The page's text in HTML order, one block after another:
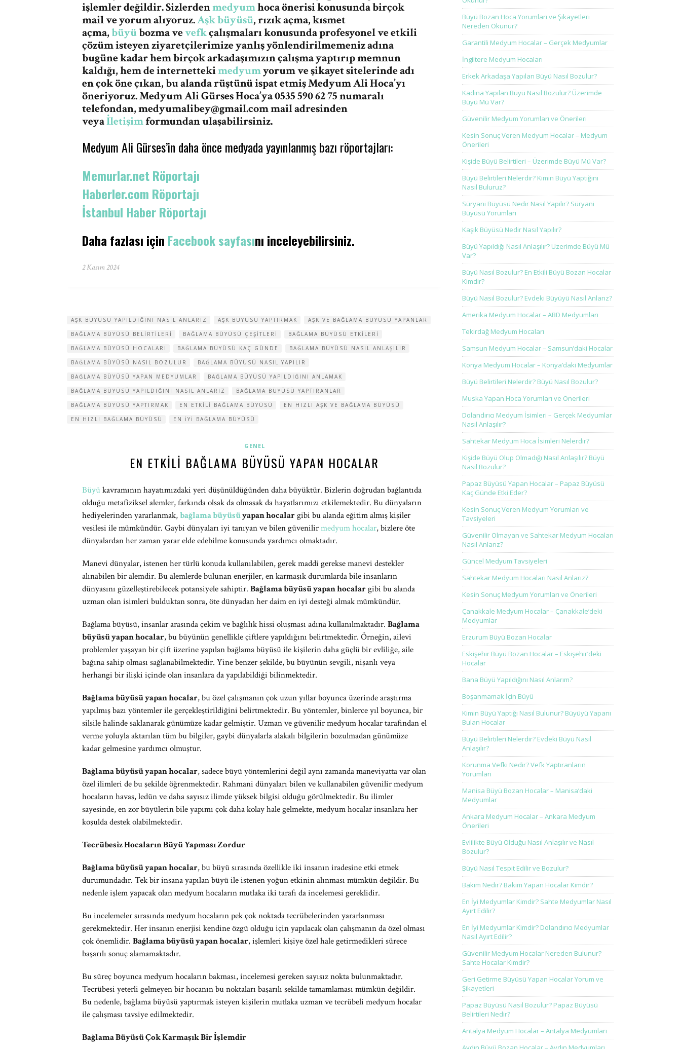
işlemler değildir. Sizlerdenmedyumhoca önerisi konusunda birçok
mail ve yorum alıyoruz.Aşk büyüsü, rızık açma, kısmet
açma,büyübozma vevefkçalışmaları konusunda profesyonel ve etkili
çözüm isteyen ziyaretçilerimize yanlış yönlendirilmemeniz adına
bugüne kadar hem birçok arkadaşımızın çalışma yaptırıp memnun
kaldığı, hem de internettekimedyumyorum ve şikayet sitelerinde adı
en çok öne çıkan, bu alanda rüştünü ispat etmiş Medyum Ali Hoca’yı
öneriyoruz. Medyum Ali Gürses Hoca’ya 0535 590 62 75 numaralı
telefondan,medyumalibey@gmail.commail adresinden
veyaİletişimformundan ulaşabilirsiniz.
Medyum Ali Gürses’in daha önce medyada yayınlanmış bazı röportajları:
Memurlar.net Röportajı
Haberler.com Röportajı
İstanbul Haber Röportajı
Daha fazlası için Facebook sayfasını inceleyebilirsiniz.
2 Kasım 2024
AŞK BÜYÜSÜ YAPILDIĞINI NASIL ANLARIZ AŞK BÜYÜSÜ YAPTIRMAK
AŞK VE BAĞLAMA BÜYÜSÜ YAPANLAR
BAĞLAMA BÜYÜSÜ BELIRTILERI
BAĞLAMA BÜYÜSÜ ÇEŞITLERI
BAĞLAMA BÜYÜSÜ ETKILERI
BAĞLAMA BÜYÜSÜ HOCALARI
BAĞLAMA BÜYÜSÜ KAÇ GÜNDE
BAĞLAMA BÜYÜSÜ NASIL ANLAŞILIR
BAĞLAMA BÜYÜSÜ NASIL BOZULUR
BAĞLAMA BÜYÜSÜ NASIL YAPILIR
BAĞLAMA BÜYÜSÜ YAPAN MEDYUMLAR
BAĞLAMA BÜYÜSÜ YAPILDIĞINI ANLAMAK
BAĞLAMA BÜYÜSÜ YAPILDIĞINI NASIL ANLARIZ
BAĞLAMA BÜYÜSÜ YAPTIRANLAR
BAĞLAMA BÜYÜSÜ YAPTIRMAK
EN ETKILI BAĞLAMA BÜYÜSÜ
EN HIZLI AŞK VE BAĞLAMA BÜYÜSÜ
EN HIZLI BAĞLAMA BÜYÜSÜ
EN IYI BAĞLAMA BÜYÜSÜ
GENEL
EN ETKILI BAĞLAMA BÜYÜSÜ YAPAN HOCALAR
Büyü kavramının hayatımızdaki yeri düşünüldüğünden daha büyüktür. Bizlerin doğrudan bağlantıda
olduğu metafiziksel alemler, farkında olsak da olmasak da hayatlarımızı etkilemektedir. Bu dünyaların
hediyelerinden yararlanmak,bağlama büyüsüyapan hocalargibi bu alanda eğitim almış kişiler
vesilesi ile mümkündür. Gaybi dünyaları iyi tanıyan ve bilen güvenilirmedyum hocalar, bizlere öte
dünyalardan her zaman yarar elde edebilme konusunda yardımcı olmaktadır.
Manevi dünyalar, istenen her türlü konuda kullanılabilen, gerek maddi gerekse manevi destekler
alınabilen bir alemdir. Bu alemlerde bulunan enerjiler, en karmaşık durumlarda bile insanların
dünyasını güzelleştirebilecek potansiyele sahiptir. Bağlama büyüsü yapan hocalargibi bu alanda
uzman olan isimleri bulduktan sonra, öte dünyadan her daim en iyi desteği almak mümkündür.
Bağlama büyüsü, insanlar arasında çekim ve bağlılık hissi oluşması adına kullanılmaktadır. Bağlama
büyüsü yapan hocalar, bu büyünün genellikle çiftlere yapıldığını belirtmektedir. Örneğin, ailevi
problemler yaşayan bir çift üzerine yapılan bağlama büyüsü ile kişilerin daha güçlü bir evliliğe, aile
bağına sahip olması sağlanabilmektedir. Yine benzer şekilde, bu büyünün sevgili, nişanlı veya
herhangi bir ilişki içinde olan insanlara da yapılabildiği bilinmektedir.
Bağlama büyüsü yapan hocalar, bu özel çalışmanın çok uzun yıllar boyunca üzerinde araştırma
yapılmış bazı yöntemler ile gerçekleştirildiğini belirtmektedir. Bu yöntemler, binlerce yıl boyunca, bir
silsile halinde saklanarak günümüze kadar gelmiştir. Uzman ve güvenilir medyum hocalar tarafından el
verme yoluyla aktarılan tüm bu bilgiler, gaybi dünyalarla alakalı bilgilerin bozulmadan günümüze
kadar gelmesine yardımcı olmuştur.
Bağlama büyüsü yapan hocalar, sadece büyü yöntemlerini değil aynı zamanda maneviyatta var olan
özel ilimleri de bu şekilde öğrenmektedir. Rahmani dünyaları bilen ve kullanabilen güvenilir medyum
hocaların havas, ledün ve daha sayısız ilimde yüksek bilgisi olduğu görülmektedir. Bu ilimler
sayesinde, en zor büyülerin bile yapımı çok daha kolay hale gelmekte, medyum hocalar insanlara her
koşulda destek olabilmektedir.
Tecrübesiz Hocaların Büyü Yapması Zordur
Bağlama büyüsü yapan hocalar, bu büyü sırasında özellikle iki insanın iradesine etki etmek
durumundadır. Tek bir insana yapılan büyü ile istenen yoğun etkinin alınması mümkün değildir. Bu
nedenle işlem yapacak olan medyum hocaların mutlaka iki tarafı da incelemesi gereklidir.
Bu incelemeler sırasında medyum hocaların pek çok noktada tecrübelerinden yararlanması
gerekmektedir. Her insanın enerjisi kendine özgü olduğu için yapılacak olan çalışmanın da özel olması
çok önemlidir. Bağlama büyüsü yapan hocalar, işlemleri kişiye özel hale getirmedikleri sürece
başarılı sonuç alamamaktadır.
Bu süreç boyunca medyum hocaların bakması, incelemesi gereken sayısız nokta bulunmaktadır.
Tecrübesi yeterli gelmeyen bir hocanın bu noktaları başarılı şekilde tamamlaması mümkün değildir.
Bu nedenle, bağlama büyüsü yaptırmak isteyen kişilerin mutlaka uzman ve tecrübeli medyum hocalar
ile çalışması tavsiye edilmektedir.
Bağlama Büyüsü Çok Karmaşık Bir İşlemdir
Büyü Bozan Hoca Yorumları ve Şikayetleri
Nereden Okunur?
Garantili Medyum Hocalar – Gerçek Medyumlar
İngiltere Medyum Hocaları
Erkek Arkadaşa Yapılan Büyü Nasıl Bozulur?
Kadına Yapılan Büyü Nasıl Bozulur? Üzerimde
Büyü Mü Var?
Güvenilir Medyum Yorumları ve Önerileri
Kesin Sonuç Veren Medyum Hocalar – Medyum
Önerileri
Kişide Büyü Belirtileri – Üzerimde Büyü Mü Var?
Büyü Belirtileri Nelerdir? Kimin Büyü Yaptığını
Nasıl Buluruz?
Süryani Büyüsü Nedir Nasıl Yapılır? Süryani
Büyüsü Yorumları
Kaşık Büyüsü Nedir Nasıl Yapılır?
Büyü Yapıldığı Nasıl Anlaşılır? Üzerimde Büyü Mü
Var?
Büyü Nasıl Bozulur? En Etkili Büyü Bozan Hocalar
Kimdir?
Büyü Nasıl Bozulur? Evdeki Büyüyü Nasıl Anlarız?
Amerika Medyum Hocalar – ABD Medyumları
Tekirdağ Medyum Hocaları
Samsun Medyum Hocalar – Samsun’daki Hocalar
Konya Medyum Hocalar – Konya’daki Medyumlar
Büyü Belirtileri Nelerdir? Büyü Nasıl Bozulur?
Muska Yapan Hoca Yorumları ve Önerileri
Dolandırıcı Medyum İsimleri – Gerçek Medyumlar
Nasıl Anlaşılır?
Sahtekar Medyum Hoca İsimleri Nelerdir?
Kişide Büyü Olup Olmadığı Nasıl Anlaşılır? Büyü
Nasıl Bozulur?
Papaz Büyüsü Yapan Hocalar – Papaz Büyüsü
Kaç Günde Etki Eder?
Kesin Sonuç Veren Medyum Yorumları ve
Tavsiyeleri
Güvenilir Olmayan ve Sahtekar Medyum Hocaları
Nasıl Anlarız?
Güncel Medyum Tavsiyeleri
Sahtekar Medyum Hocaları Nasıl Anlarız?
Kesin Sonuç Medyum Yorumları ve Önerileri
Çanakkale Medyum Hocalar – Çanakkale’deki
Medyumlar
Erzurum Büyü Bozan Hocalar
Eskişehir Büyü Bozan Hocalar – Eskişehir’deki
Hocalar
Bana Büyü Yapıldığını Nasıl Anlarım?
Boşanmamak İçin Büyü
Kimin Büyü Yaptığı Nasıl Bulunur? Büyüyü Yapanı
Bulan Hocalar
Büyü Belirtileri Nelerdir? Evdeki Büyü Nasıl
Anlaşılır?
Korunma Vefki Nedir? Vefk Yaptıranların
Yorumları
Manisa Büyü Bozan Hocalar – Manisa’daki
Medyumlar
Ankara Medyum Hocalar – Ankara Medyum
Önerileri
Evlilikte Büyü Olduğu Nasıl Anlaşılır ve Nasıl
Bozulur?
Büyü Nasıl Tespit Edilir ve Bozulur?
Bakım Nedir? Bakım Yapan Hocalar Kimdir?
En İyi Medyumlar Kimdir? Sahte Medyumlar Nasıl
Ayırt Edilir?
En İyi Medyumlar Kimdir? Dolandırıcı Medyumlar
Nasıl Ayırt Edilir?
Güvenilir Medyum Hocalar Nereden Bulunur?
Sahte Hocalar Kimdir?
Geri Getirme Büyüsü Yapan Hocalar Yorum ve
Şikayetleri
Papaz Büyüsü Nasıl Bozulur? Papaz Büyüsü
Belirtileri Nedir?
Antalya Medyum Hocalar – Antalya Medyumları